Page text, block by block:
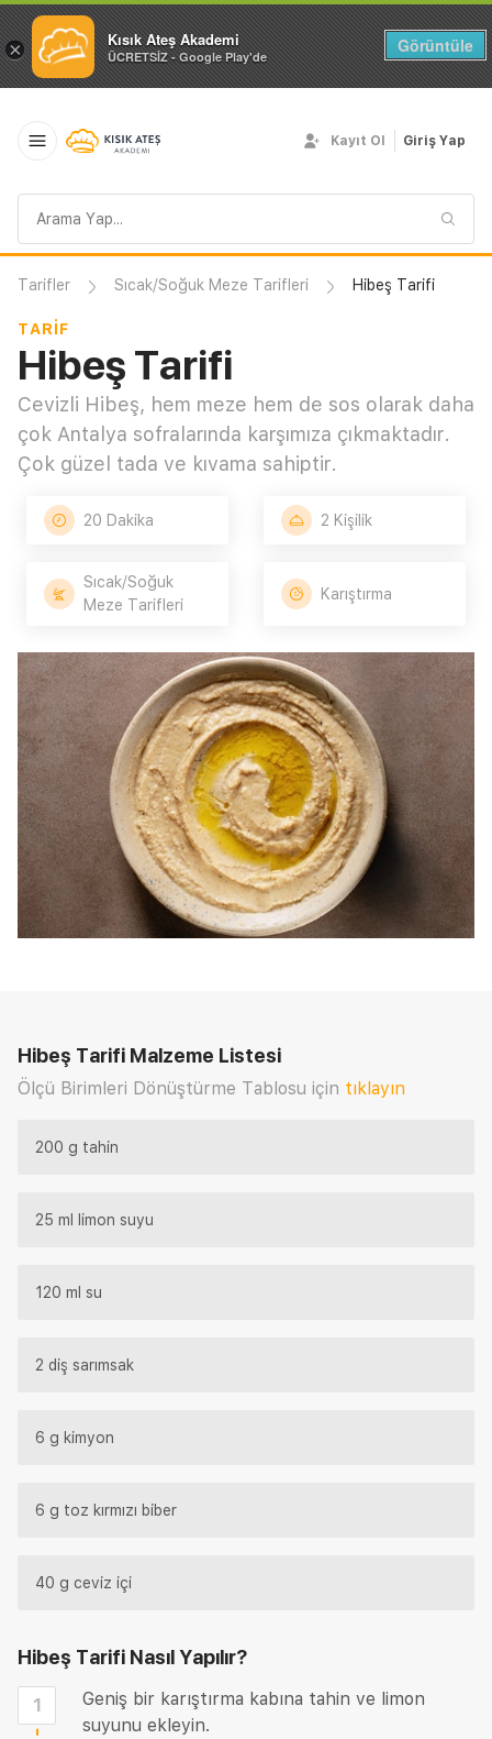
× Kısık Ateş Akademi
ÜCRETSİZ - Google Play'de
Görüntüle
sorgusu
Kayıt Ol Giriş Yap
Tarifler Sıcak/Soğuk Meze Tarifleri Hibeş Tarifi
TARIF
Hibeş Tarifi
Cevizli Hibeş, hem meze hem de sos olarak daha
çok Antalya sofralarında karşımıza çıkmaktadır.
Çok güzel tada ve kıvama sahiptir.
20 Dakika 2 Kişilik
Sıcak/Soğuk
Meze Tarifleri
Karıştırma
Hibeş Tarifi Malzeme Listesi
Ölçü Birimleri Dönüştürme Tablosu için tıklayın
200 g tahin
25 ml limon suyu
120 ml su
2 diş sarımsak
6 g kimyon
6 g toz kırmızı biber
40 g ceviz içi
Hibeş Tarifi Nasıl Yapılır?
1
Geniş bir karıştırma kabına tahin ve limon
suyunu ekleyin.